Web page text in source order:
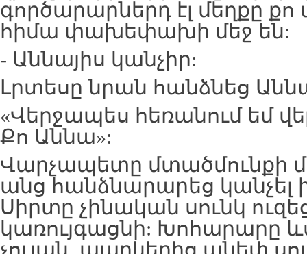
գործարարներդ էլ մեղքը քո
հիմա փախեփախի մեջ են:
- Աննայիս կանչիր:
Լրտեսը նրան հանձնեց
«Վերջապես հեռանում եմ
Քո Աննա»:
Վարչապետը մտածմունքի
անց հանձնարարեց կանչել
Սիրտը չինական սունկ
կառույգացնի: Խոհարարը